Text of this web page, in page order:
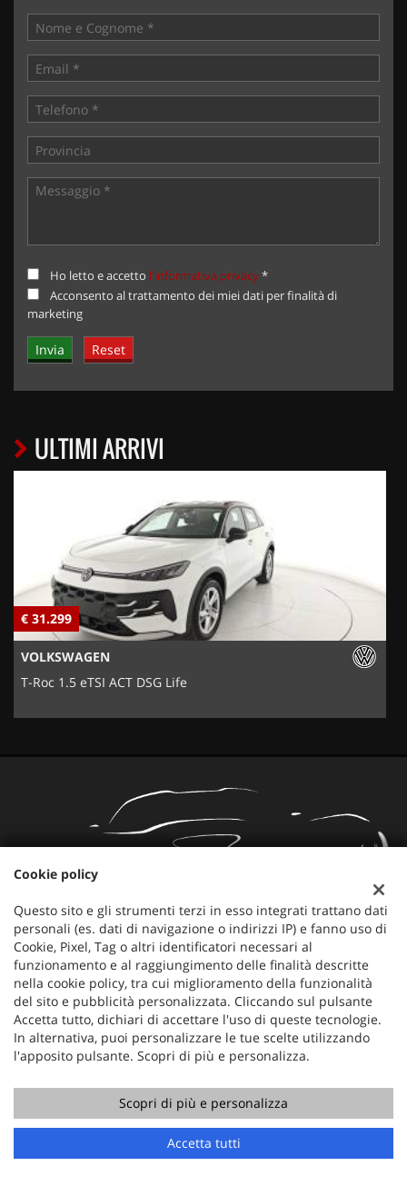
Ho letto e accetto l'informativa privacy*
Acconsento al trattamento dei miei dati per finalità di
marketing
Contatta un consulente
ULTIMI ARRIVI
€ 31.299
VOLKSWAGEN
T-Roc 1.5 eTSI ACT DSG Life
Mercauto
Via Nazionale 171
36056 Tezze sul Brenta (VI)
Telefono:
+39 049 597 4422
Cellulare:
+39 329 273 2302
Fax:
+39 049 597 4422
Email:
info@mercauto2.com
Dati fiscali:
ALLES DI INVERSO LORENZO
Cookie policy
Questo sito e gli strumenti terzi in esso integrati trattano dati
personali (es. dati di navigazione o indirizzi IP) e fanno uso di
Cookie, Pixel, Tag o altri identificatori necessari al
funzionamento e al raggiungimento delle finalità descritte
nella cookie policy, tra cui miglioramento della funzionalità
del sito e pubblicità personalizzata. Cliccando sul pulsante
Accetta tutto, dichiari di accettare l'uso di queste tecnologie.
In alternativa, puoi personalizzare le tue scelte utilizzando
l'apposito pulsante. Scopri di più e personalizza.
Scopri di più e personalizza
Accetta tutti